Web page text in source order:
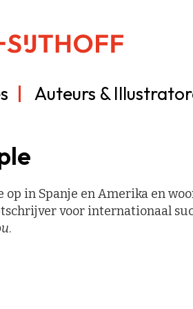
Auteurs &
op in Spanje en Amerika en
voor internationaal
.